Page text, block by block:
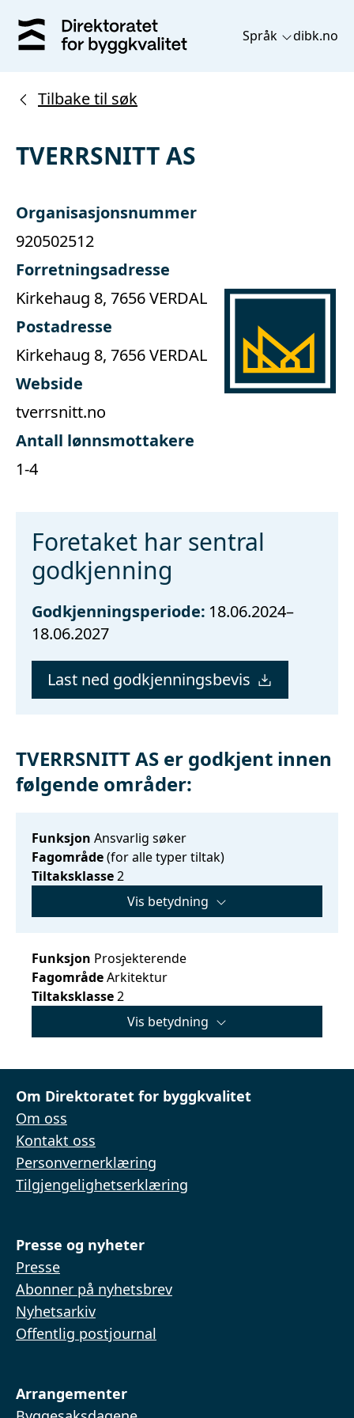
Språk dibk.no
Tilbake til søk
TVERRSNITT AS
Organisasjonsnummer
920502512
Forretningsadresse
Kirkehaug 8, 7656 VERDAL
Postadresse
Kirkehaug 8, 7656 VERDAL
Webside
tverrsnitt.no
Antall lønnsmottakere
1-4
Foretaket har sentral
godkjenning
Godkjenningsperiode: 18.06.2024–
18.06.2027
Last ned godkjenningsbevis
TVERRSNITT AS er godkjent innen
følgende områder:
Funksjon Ansvarlig søker
Fagområde(for alle typer tiltak)
Tiltaksklasse2
Vis betydning
Funksjon Prosjekterende
FagområdeArkitektur
Tiltaksklasse2
Vis betydning
Om Direktoratet for byggkvalitet
Om oss
Kontakt oss
Personvernerklæring
Tilgjengelighetserklæring
Presse og nyheter
Presse
Abonner på nyhetsbrev
Nyhetsarkiv
Offentlig postjournal
Arrangementer